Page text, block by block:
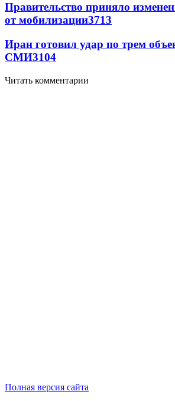
Правительство приняло
от мобилизации3713
Иран готовил удар по трем
СМИ3104
Читать комментарии
Полная версия сайта